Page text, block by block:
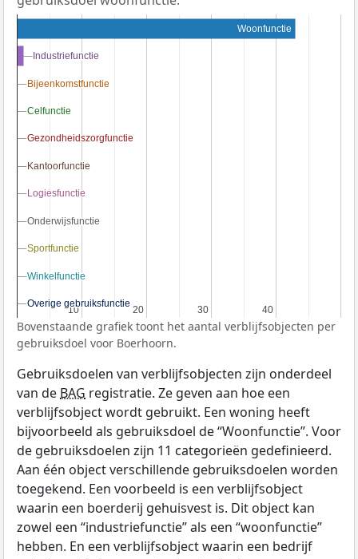
10
10 20
20 30
30 40
40
Woonfunctie
Industriefunctie
Industriefunctie
Bijeenkomstfunctie
Bijeenkomstfunctie
Celfunctie
Celfunctie
Gezondheidszorgfunctie
Gezondheidszorgfunctie
Kantoorfunctie
Kantoorfunctie
Logiesfunctie
Logiesfunctie
Onderwijsfunctie
Onderwijsfunctie
Sportfunctie
Sportfunctie
Winkelfunctie
Winkelfunctie
Overige gebruiksfunctie
Overige gebruiksfunctie
Bovenstaande grafiek toont het aantal verblijfsobjecten per
gebruiksdoel voor Boerhoorn.
Gebruiksdoelen van verblijfsobjecten zijn onderdeel
van deBAG registratie. Ze geven aan hoe een
verblijfsobject wordt gebruikt. Een woning heeft
bijvoorbeeld als gebruiksdoel de “Woonfunctie”. Voor
de gebruiksdoelen zijn 11 categorieën gedefinieerd.
Aan één object verschillende gebruiksdoelen worden
toegekend. Een voorbeeld is een verblijfsobject
waarin een boerderij gehuisvest is. Dit object kan
zowel een “industriefunctie” als een “woonfunctie”
hebben. En een verblijfsobject waarin een bedrijf